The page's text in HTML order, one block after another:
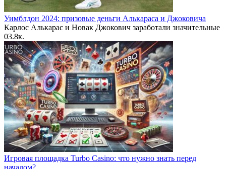
Уимблдон 2024: призовые деньги Алькараса и Джоковича
Карлос Алькарас и Новак Джокович заработали значительные
03.8к.
Игровая площадка Turbo Casino: что нужно знать перед